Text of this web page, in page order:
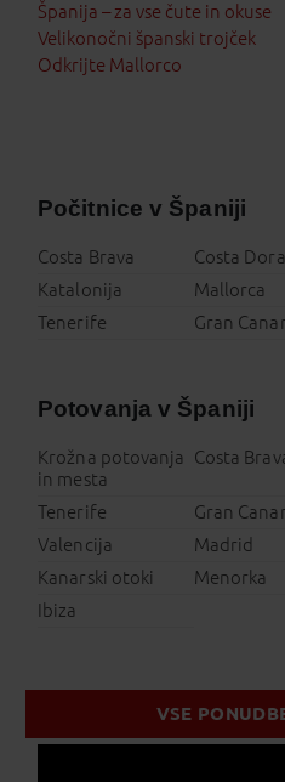
Španija – za vse čute in okuse
Velikonočni španski trojček
Odkrijte Mallorco
Počitnice v Španiji
Costa Brava Costa
Katalonija
Mallorca
Tenerife
Gran
Potovanja v Španiji
Krožna potovanja
in mesta
Costa
Tenerife Gran
Valencija
Madrid
Kanarski otoki
Menorka
Ibiza
VSE